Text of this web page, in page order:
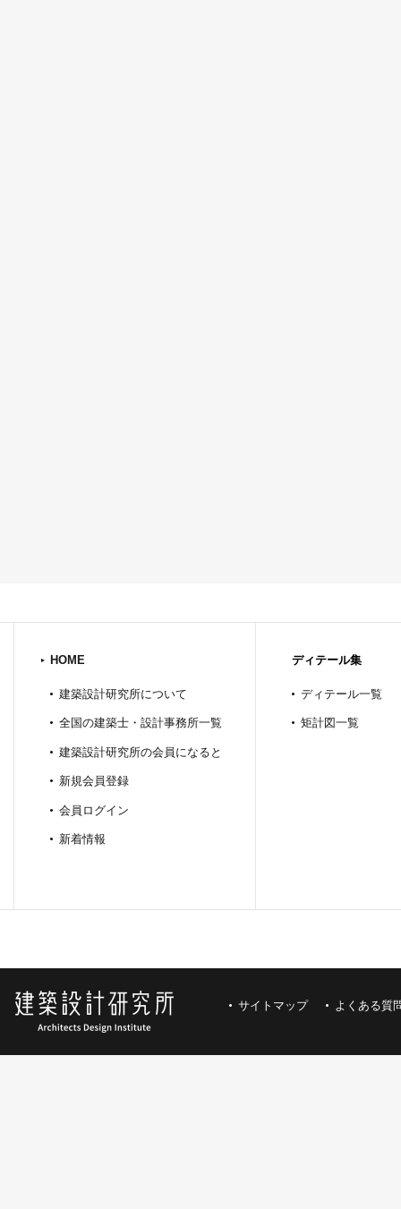
HOME
建築設計研究所について
全国の建築士・設計事務所一覧
建築設計研究所の会員になると
新規会員登録
会員ログイン
新着情報
ディテール集
ディテール一覧
矩計図一覧
サイトマップ よくある質